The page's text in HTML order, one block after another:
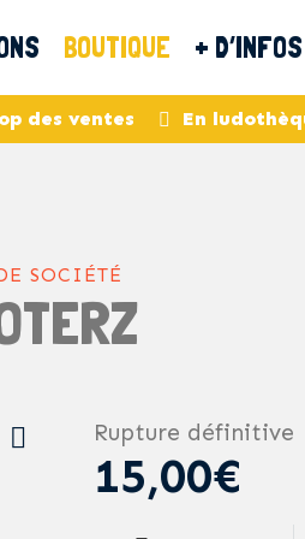
BOUTIQUE + D’INFOS
des ventes En
SOCIÉTÉ
Rupture définitive
15,00€